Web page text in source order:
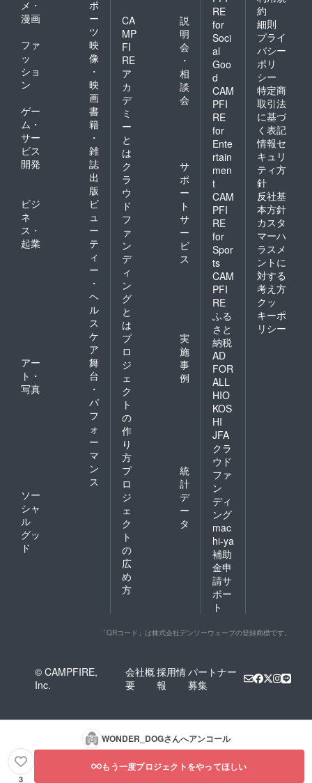
にない
時。 B.
当店が
閉業し
た時。
A.B.の
いずれ
かに該
当する
まで。
■もつれ
毛の除
去・毛
玉取
り、デ
ザイン
カット
は別途
料金が
かかり
ます。
ジェク
ト終了
後、
メール
にてご
連絡を
させて
いただ
いま
援をよ
ろしく
ます。
メ・
漫画
ポ
ー
ツ
ファ
ッ
ショ
ン
映
像
・
映
画
ゲー
ム・
サー
ビス
開発
書
籍
・
雑
誌
出
版
ビジ
ネ
ス・
起業
ビ
ュ
ー
テ
ィ
ー
・
ヘ
ル
ス
ケ
ア
アー
ト・
写真
舞
台
・
パ
フ
ォ
ー
マ
ン
ス
ソー
シャ
ル
グッ
ド
CA
MP
FI
RE
ア
カ
デ
ミ
ー
と
は
説
明
会
・
相
談
会
ク
ラ
ウ
ド
フ
ァ
ン
デ
ィ
ン
グ
と
は
サ
ポ
ー
ト
サ
ー
ビ
ス
プ
ロ
ジ
ェ
ク
ト
の
作
り
方
実
施
事
例
プ
ロ
ジ
ェ
ク
ト
の
広
め
方
統
計
デ
ー
タ
RE
for
Soci
al
Goo
d
CAM
PFI
RE
for
Ente
rtain
men
t
CAM
PFI
RE
for
Spor
ts
CAM
PFI
RE
ふる
さと
納税
AD
FOR
ALL
HIO
KOS
HI
JFA
クラ
ウド
ファ
ン
ディ
ング
mac
hi-ya
補助
金申
請サ
ポー
ト
約
細則
プライ
バシー
ポリ
シー
特定商
取引法
に基づ
く表記
情報セ
キュリ
ティ方
針
反社基
本方針
カスタ
マーハ
ラスメ
ントに
対する
考え方
クッ
キーポ
リシー
「QRコード」は株式会社デンソーウェーブの登録商標です。
© CAMPFIRE,
Inc.
会社概
要
採用情
報
パートナー
募集
WONDER_DOGさんへアンコール
3
もう一度プロジェクトをやってほしい